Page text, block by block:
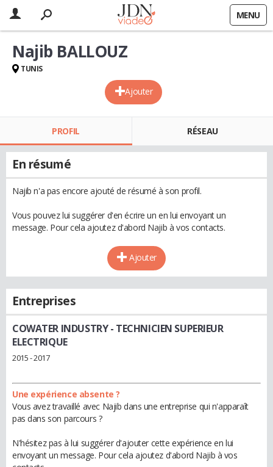
MENU
Ajouter
Najib BALLOUZ
TUNIS
PROFIL RÉSEAU
En résumé
Najib n'a pas encore ajouté de résumé à son profil.
Vous pouvez lui suggérer d'en écrire un en lui envoyant un
message. Pour cela ajoutez d'abord Najib à vos contacts.
Ajouter
Entreprises
COWATER INDUSTRY- TECHNICIEN SUPERIEUR
ELECTRIQUE
2015 - 2017
Une expérience absente ?
Vous avez travaillé avec Najib dans une entreprise qui n'apparaît
pas dans son parcours ?
N'hésitez pas à lui suggérer d'ajouter cette expérience en lui
envoyant un message. Pour cela ajoutez d'abord Najib à vos